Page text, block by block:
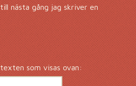
nästa gång jag skriver en
som visas ovan: